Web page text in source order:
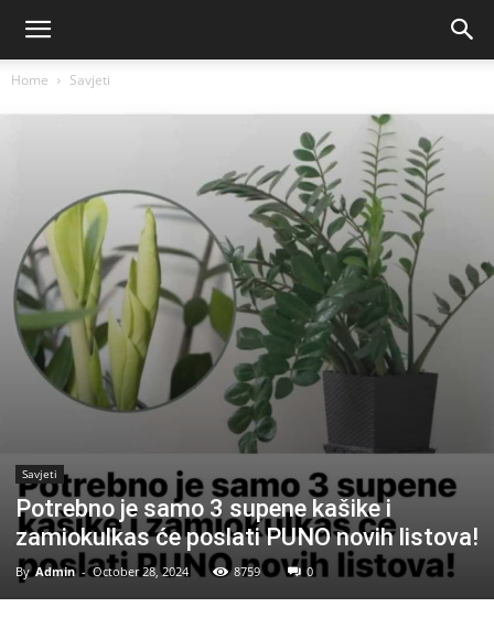
Home Savjeti
Savjeti
Potrebno je samo 3 supene kašike i
zamiokulkas će poslati PUNO novih listova!
By Admin - October 28, 2024 8759 0